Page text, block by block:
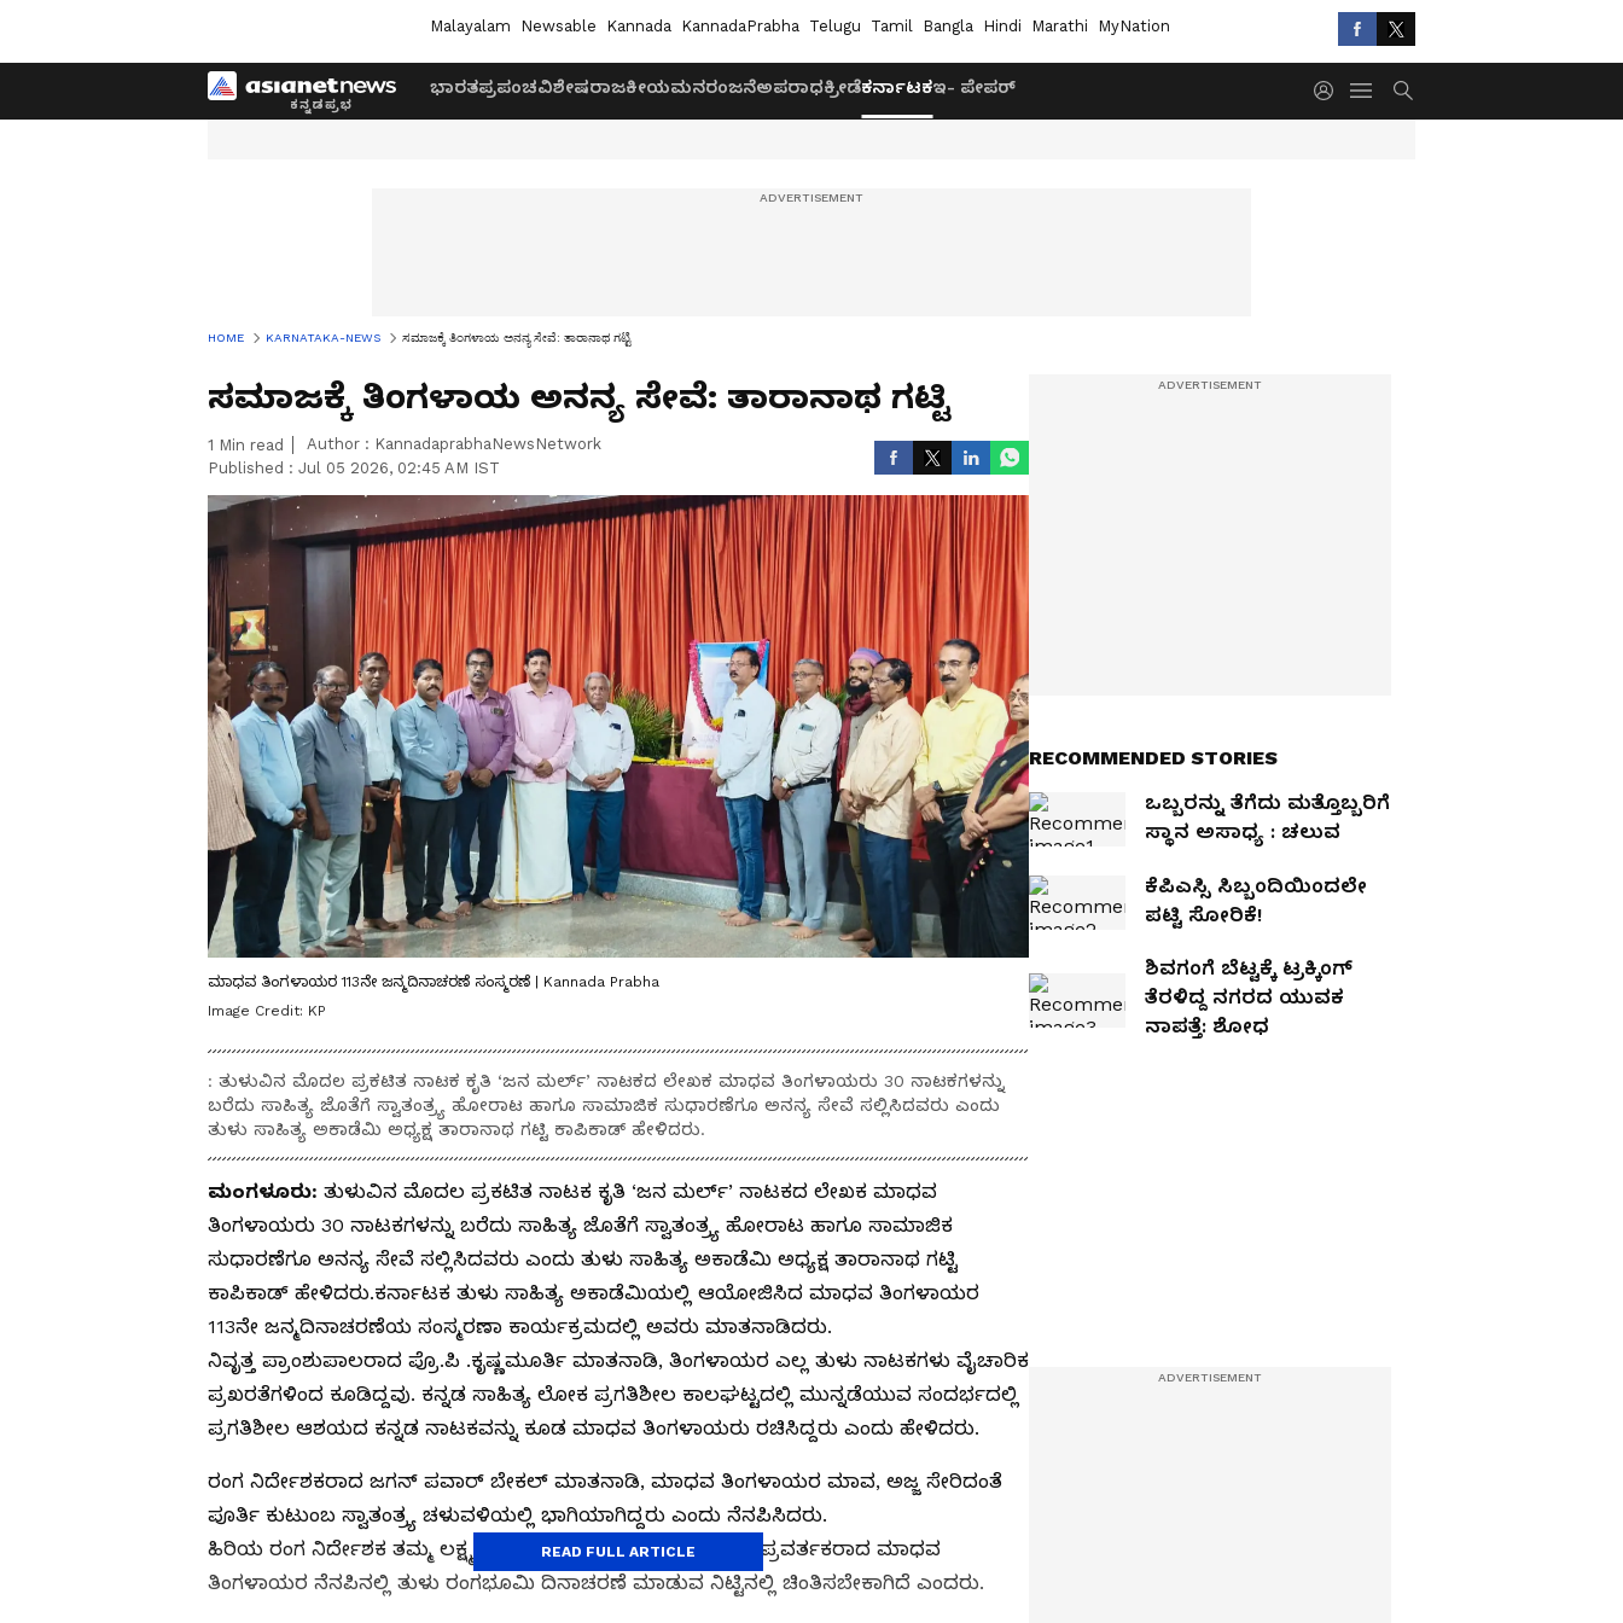
Malayalam Newsable Kannada KannadaPrabha Telugu Tamil Bangla Hindi Marathi MyNation
ಭಾರತಪ್ರಪಂಚವಿಶೇಷರಾಜಕೀಯಮನರಂಜನೆಅಪರಾಧಕ್ರೀಡೆಕರ್ನಾಟಕಇ- ಪೇಪರ್
HOME KARNATAKA-NEWS ಸಮಾಜಕ್ಕೆ ತಿಂಗಳಾಯ ಅನನ್ಯ ಸೇವೆ: ತಾರಾನಾಥ ಗಟ್ಟಿ
ಸಮಾಜಕ್ಕೆ ತಿಂಗಳಾಯ ಅನನ್ಯ ಸೇವೆ: ತಾರಾನಾಥ ಗಟ್ಟಿ
1 Min read Author : KannadaprabhaNewsNetwork
Published : Jul 05 2026, 02:45 AM IST
ಮಾಧವ ತಿಂಗಳಾಯರ 113ನೇ ಜನ್ಮದಿನಾಚರಣೆ ಸಂಸ್ಮರಣೆ | Kannada Prabha
Image Credit: KP
: ತುಳುವಿನ ಮೊದಲ ಪ್ರಕಟಿತ ನಾಟಕ ಕೃತಿ ‘ಜನ ಮರ್ಲ್’ ನಾಟಕದ ಲೇಖಕ ಮಾಧವ ತಿಂಗಳಾಯರು 30 ನಾಟಕಗಳನ್ನು
ಬರೆದು ಸಾಹಿತ್ಯ ಜೊತೆಗೆ ಸ್ವಾತಂತ್ರ್ಯ ಹೋರಾಟ ಹಾಗೂ ಸಾಮಾಜಿಕ ಸುಧಾರಣೆಗೂ ಅನನ್ಯ ಸೇವೆ ಸಲ್ಲಿಸಿದವರು ಎಂದು
ತುಳು ಸಾಹಿತ್ಯ ಅಕಾಡೆಮಿ ಅಧ್ಯಕ್ಷ ತಾರಾನಾಥ ಗಟ್ಟಿ ಕಾಪಿಕಾಡ್ ಹೇಳಿದರು.
ಮಂಗಳೂರು: ತುಳುವಿನ ಮೊದಲ ಪ್ರಕಟಿತ ನಾಟಕ ಕೃತಿ ‘ಜನ ಮರ್ಲ್’ ನಾಟಕದ ಲೇಖಕ ಮಾಧವ
ತಿಂಗಳಾಯರು 30 ನಾಟಕಗಳನ್ನು ಬರೆದು ಸಾಹಿತ್ಯ ಜೊತೆಗೆ ಸ್ವಾತಂತ್ರ್ಯ ಹೋರಾಟ ಹಾಗೂ ಸಾಮಾಜಿಕ
ಸುಧಾರಣೆಗೂ ಅನನ್ಯ ಸೇವೆ ಸಲ್ಲಿಸಿದವರು ಎಂದು ತುಳು ಸಾಹಿತ್ಯ ಅಕಾಡೆಮಿ ಅಧ್ಯಕ್ಷ ತಾರಾನಾಥ ಗಟ್ಟಿ
ಕಾಪಿಕಾಡ್ ಹೇಳಿದರು.ಕರ್ನಾಟಕ ತುಳು ಸಾಹಿತ್ಯ ಅಕಾಡೆಮಿಯಲ್ಲಿ ಆಯೋಜಿಸಿದ ಮಾಧವ ತಿಂಗಳಾಯರ
113ನೇ ಜನ್ಮದಿನಾಚರಣೆಯ ಸಂಸ್ಮರಣಾ ಕಾರ್ಯಕ್ರಮದಲ್ಲಿ ಅವರು ಮಾತನಾಡಿದರು.
ನಿವೃತ್ತ ಪ್ರಾಂಶುಪಾಲರಾದ ಪ್ರೊ.ಪಿ .ಕೃಷ್ಣಮೂರ್ತಿ ಮಾತನಾಡಿ, ತಿಂಗಳಾಯರ ಎಲ್ಲ ತುಳು ನಾಟಕಗಳು ವೈಚಾರಿಕ
ಪ್ರಖರತೆಗಳಿಂದ ಕೂಡಿದ್ದವು. ಕನ್ನಡ ಸಾಹಿತ್ಯ ಲೋಕ ಪ್ರಗತಿಶೀಲ ಕಾಲಘಟ್ಟದಲ್ಲಿ ಮುನ್ನಡೆಯುವ ಸಂದರ್ಭದಲ್ಲಿ
ಪ್ರಗತಿಶೀಲ ಆಶಯದ ಕನ್ನಡ ನಾಟಕವನ್ನು ಕೂಡ ಮಾಧವ ತಿಂಗಳಾಯರು ರಚಿಸಿದ್ದರು ಎಂದು ಹೇಳಿದರು.
ರಂಗ ನಿರ್ದೇಶಕರಾದ ಜಗನ್ ಪವಾರ್ ಬೇಕಲ್ ಮಾತನಾಡಿ, ಮಾಧವ ತಿಂಗಳಾಯರ ಮಾವ, ಅಜ್ಜ ಸೇರಿದಂತೆ
ಪೂರ್ತಿ ಕುಟುಂಬ ಸ್ವಾತಂತ್ರ್ಯ ಚಳುವಳಿಯಲ್ಲಿ ಭಾಗಿಯಾಗಿದ್ದರು ಎಂದು ನೆನಪಿಸಿದರು.
ಹಿರಿಯ ರಂಗ ನಿರ್ದೇಶಕ ತಮ್ಮ ಲಕ್ಷ್ಮಣ ಮಾತನಾಡಿ, ತುಳು ನಾಟಕದ ಆದ್ಯ ಪ್ರವರ್ತಕರಾದ ಮಾಧವ
ತಿಂಗಳಾಯರ ನೆನಪಿನಲ್ಲಿ ತುಳು ರಂಗಭೂಮಿ ದಿನಾಚರಣೆ ಮಾಡುವ ನಿಟ್ಟಿನಲ್ಲಿ ಚಿಂತಿಸಬೇಕಾಗಿದೆ ಎಂದರು.
READ FULL ARTICLE
RECOMMENDED STORIES
ಒಬ್ಬರನ್ನು ತೆಗೆದು ಮತ್ತೊಬ್ಬರಿಗೆ
ಸ್ಥಾನ ಅಸಾಧ್ಯ : ಚಲುವ
ಕೆಪಿಎಸ್ಸಿ ಸಿಬ್ಬಂದಿಯಿಂದಲೇ
ಪಟ್ಟಿ ಸೋರಿಕೆ!
ಶಿವಗಂಗೆ ಬೆಟ್ಟಕ್ಕೆ ಟ್ರಕ್ಕಿಂಗ್
ತೆರಳಿದ್ದ ನಗರದ ಯುವಕ
ನಾಪತ್ತೆ: ಶೋಧ